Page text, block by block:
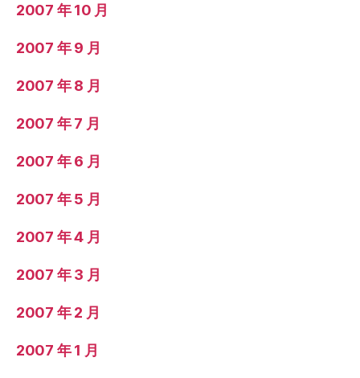
2007 年 10 月
2007 年 9 月
2007 年 8 月
2007 年 7 月
2007 年 6 月
2007 年 5 月
2007 年 4 月
2007 年 3 月
2007 年 2 月
2007 年 1 月